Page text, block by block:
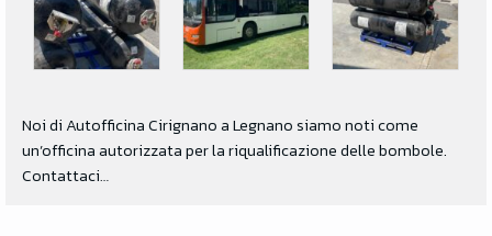
Noi di Autofficina Cirignano a Legnano siamo noti come
un’officina autorizzata per la riqualificazione delle bombole.
Contattaci…